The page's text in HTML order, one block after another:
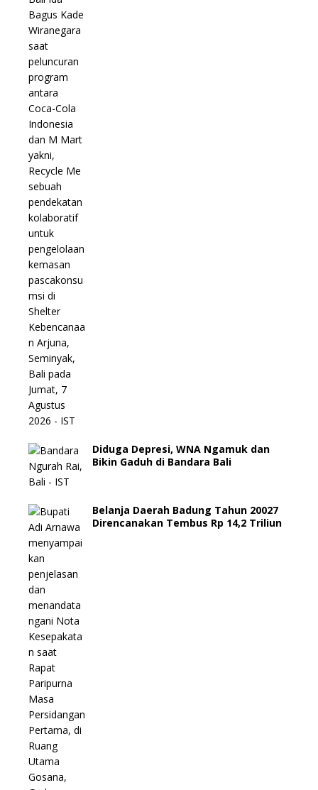
Diduga Depresi, WNA Ngamuk dan
Bikin Gaduh di Bandara Bali
Belanja Daerah Badung Tahun 20027
Direncanakan Tembus Rp 14,2 Triliun